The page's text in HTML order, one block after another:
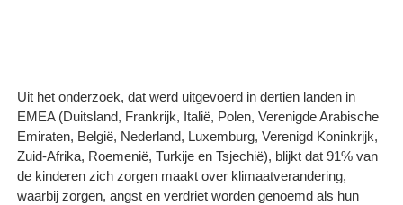
Uit het onderzoek, dat werd uitgevoerd in dertien landen in
EMEA (Duitsland, Frankrijk, Italië, Polen, Verenigde Arabische
Emiraten, België, Nederland, Luxemburg, Verenigd Koninkrijk,
Zuid-Afrika, Roemenië, Turkije en Tsjechië), blijkt dat 91% van
de kinderen zich zorgen maakt over klimaatverandering,
waarbij zorgen, angst en verdriet worden genoemd als hun